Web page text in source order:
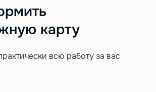
карту
всю работу за вас